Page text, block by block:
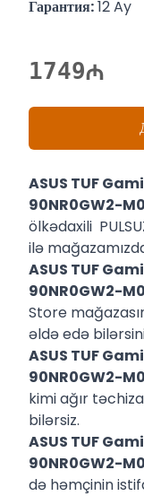
Гарантия:12 Ay
1749
ASUS TUF
90NR0GW2-
ölkədaxili
ilə
ASUS TUF
90NR0GW2-
Store
əldə edə
ASUS TUF
90NR0GW2-
kimi ağır
bilərsiz.
ASUS TUF
90NR0GW2-
də həmçinin